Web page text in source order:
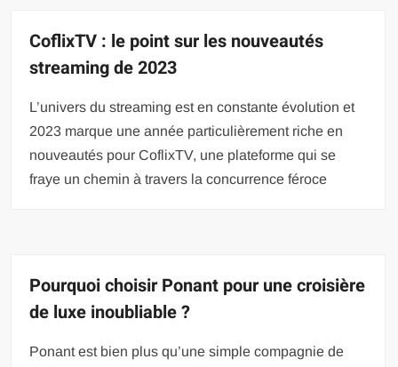
CoflixTV : le point sur les nouveautés
streaming de 2023
L’univers du streaming est en constante évolution et
2023 marque une année particulièrement riche en
nouveautés pour CoflixTV, une plateforme qui se
fraye un chemin à travers la concurrence féroce
Pourquoi choisir Ponant pour une croisière
de luxe inoubliable ?
Ponant est bien plus qu’une simple compagnie de